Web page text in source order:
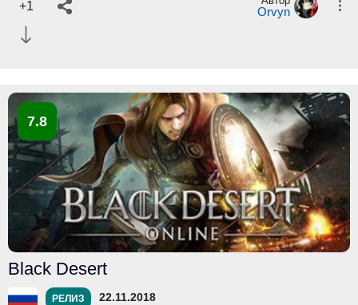
+1 Orvyn
7.8
Black Desert
РЕЛИЗ 22.11.2018